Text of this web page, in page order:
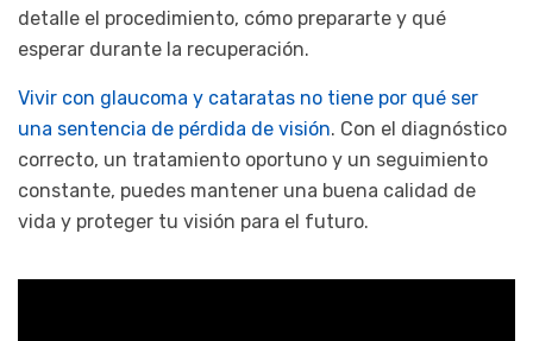
detalle el procedimiento, cómo prepararte y qué
esperar durante la recuperación.
Vivir con glaucoma y cataratas no tiene por qué ser
una sentencia de pérdida de visión. Con el diagnóstico
correcto, un tratamiento oportuno y un seguimiento
constante, puedes mantener una buena calidad de
vida y proteger tu visión para el futuro.